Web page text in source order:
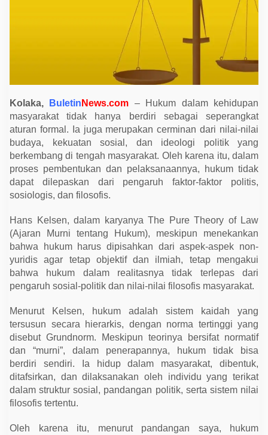
t
r
P
o
t
i
s
,
S
o
s
o
g
s
,
a
F
i
l
o
o
f
s
s
p
Kolaka, Buletin News.com – Hukum dalam kehidupan
masyarakat tidak hanya berdiri sebagai seperangkat
aturan formal. Ia juga merupakan cerminan dari nilai-nilai
budaya, kekuatan sosial, dan ideologi politik yang
berkembang di tengah masyarakat. Oleh karena itu, dalam
proses pembentukan dan pelaksanaannya, hukum tidak
dapat dilepaskan dari pengaruh faktor-faktor politis,
sosiologis, dan filosofis.
Hans Kelsen, dalam karyanya The Pure Theory of Law
(Ajaran Murni tentang Hukum), meskipun menekankan
bahwa hukum harus dipisahkan dari aspek-aspek non-
yuridis agar tetap objektif dan ilmiah, tetap mengakui
bahwa hukum dalam realitasnya tidak terlepas dari
pengaruh sosial-politik dan nilai-nilai filosofis masyarakat.
Menurut Kelsen, hukum adalah sistem kaidah yang
tersusun secara hierarkis, dengan norma tertinggi yang
disebut Grundnorm. Meskipun teorinya bersifat normatif
dan “murni”, dalam penerapannya, hukum tidak bisa
berdiri sendiri. Ia hidup dalam masyarakat, dibentuk,
ditafsirkan, dan dilaksanakan oleh individu yang terikat
dalam struktur sosial, pandangan politik, serta sistem nilai
filosofis tertentu.
Oleh karena itu, menurut pandangan saya, hukum